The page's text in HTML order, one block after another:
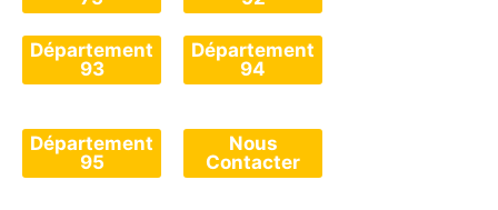
Département
93
Département
94
Département
95
Nous
Contacter